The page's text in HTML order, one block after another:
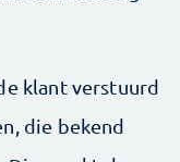
klant verstuurd
die bekend